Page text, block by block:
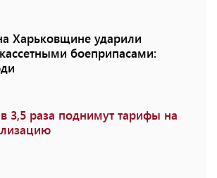
Харьковщине ударили
боеприпасами:
3,5 раза поднимут тарифы на